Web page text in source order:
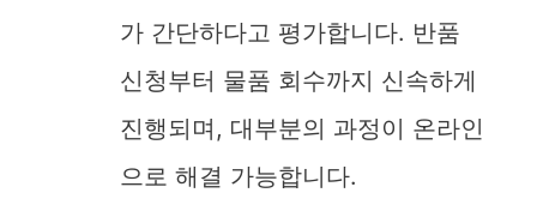
가 간단하다고 평가합니다. 반품
신청부터 물품 회수까지 신속하게
진행되며, 대부분의 과정이 온라인
으로 해결 가능합니다.